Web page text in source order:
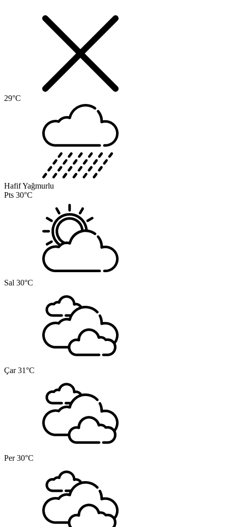
29°C
Hafif Yağmurlu
Pts 30°C
Sal 30°C
Çar 31°C
Per 30°C